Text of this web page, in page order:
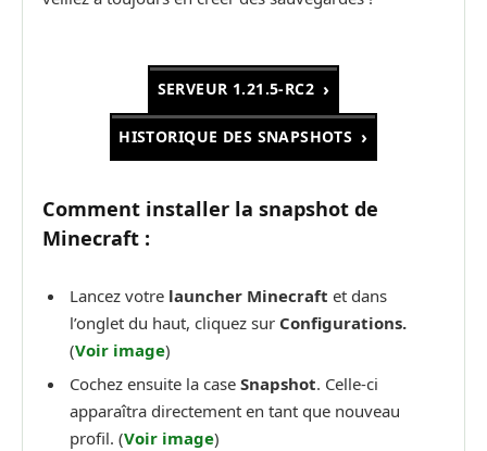
SERVEUR 1.21.5-RC2
HISTORIQUE DES SNAPSHOTS
Comment installer la snapshot de
Minecraft :
Lancez votre launcher Minecraft et dans
l’onglet du haut, cliquez sur Configurations.
(Voir image)
Cochez ensuite la case Snapshot. Celle-ci
apparaîtra directement en tant que nouveau
profil. (Voir image)